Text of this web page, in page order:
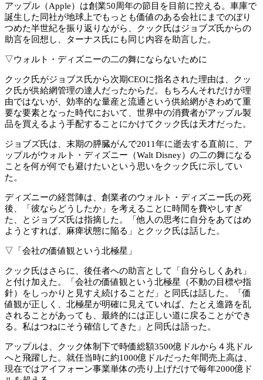
アップル（Apple）は創業50周年の節目を目前に控える。車庫で
誕生した同社が地球上でもっとも価値のある会社にまでのぼり
つめた半世紀を振り返りながら、クック氏はジョブズ氏からの
助言を回想し、ターナス氏にも同じ内容を助言した。
▽ウォルト・ディズニーの二の舞にならないために
クック氏がジョブス氏から次期CEOに指名された理由は、クッ
ク氏が供給網管理の達人だったからだ。もちろんそれだけが理
由ではないが、効率的な量産と流通という供給網がきわめて重
要な要素となった時代において、世界中の消費者がアップル製
品を買えるよう手配することにかけてクック氏は天才だった。
ジョブズ氏は、末期の膵臓がんで2011年に逝去する直前に、ア
ップルがウォルト・ディズニー（Walt Disney）の二の舞になる
ことを何が何でも避けたいという思いをクック氏に示してい
た。
ディズニーの経営陣は、創業者のウォルト・ディズニー氏の死
後、「彼ならどうしたか」を考えることに時間を費やしすぎ
た、とジョブズ氏は指摘した。「他人の思考に自分をあてはめ
ようとすれば、麻痺状態に陥る」とクック氏は話した。
▽「会社の価値観という北極星」
クック氏はさらに、後任者への助言として「自分らしくあれ」
と付け加えた。「会社の価値観という北極星（不動の目標や指
針）をしっかりと見すえ続けることだ」と同氏は話した。「価
値観が正しく、北極星が明確に見えていれば、たとえ進路を乱
されることがあっても、最終的には正しい道に戻ることができ
る。私はつねにそう確信してきた」と同氏は語った。
アップルは、クック体制下で時価総額3500億ドルから４兆ドル
へと飛躍した。就任当時に約1000億ドルだった年間売上高は、
現在ではアイフォーン事業単体の売り上げだけで毎年2000億ド